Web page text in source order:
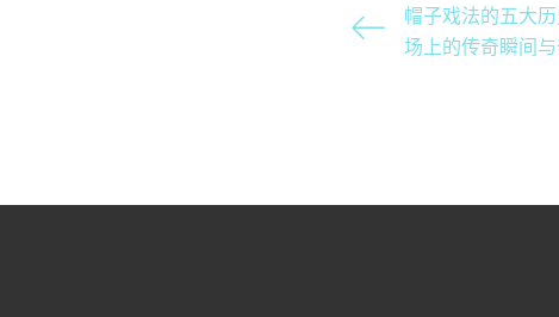
帽子戏法的五大
场上的传奇瞬间